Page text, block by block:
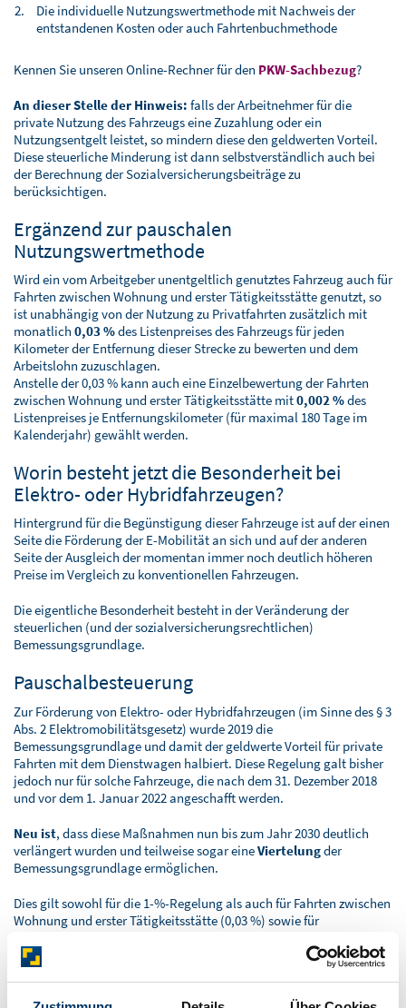
Die individuelle Nutzungswertmethode mit Nachweis der
entstandenen Kosten oder auch Fahrtenbuchmethode
Kennen Sie unseren Online-Rechner für den PKW-Sachbezug?
An dieser Stelle der Hinweis: falls der Arbeitnehmer für die
private Nutzung des Fahrzeugs eine Zuzahlung oder ein
Nutzungsentgelt leistet, so mindern diese den geldwerten Vorteil.
Diese steuerliche Minderung ist dann selbstverständlich auch bei
der Berechnung der Sozialversicherungsbeiträge zu
berücksichtigen.
Ergänzend zur pauschalen
Nutzungswertmethode
Wird ein vom Arbeitgeber unentgeltlich genutztes Fahrzeug auch für
Fahrten zwischen Wohnung und erster Tätigkeitsstätte genutzt, so
ist unabhängig von der Nutzung zu Privatfahrten zusätzlich mit
monatlich 0,03 %des Listenpreises des Fahrzeugs für jeden
Kilometer der Entfernung dieser Strecke zu bewerten und dem
Arbeitslohn zuzuschlagen.
Anstelle der 0,03 % kann auch eine Einzelbewertung der Fahrten
zwischen Wohnung und erster Tätigkeitsstätte mit0,002 %des
Listenpreises je Entfernungskilometer (für maximal 180 Tage im
Kalenderjahr) gewählt werden.
Worin besteht jetzt die Besonderheit bei
Elektro- oder Hybridfahrzeugen?
Hintergrund für die Begünstigung dieser Fahrzeuge ist auf der einen
Seite die Förderung der E-Mobilität an sich und auf der anderen
Seite der Ausgleich der momentan immer noch deutlich höheren
Preise im Vergleich zu konventionellen Fahrzeugen.
Die eigentliche Besonderheit besteht in der Veränderung der
steuerlichen (und der sozialversicherungsrechtlichen)
Bemessungsgrundlage.
Pauschalbesteuerung
Zur Förderung von Elektro- oder Hybridfahrzeugen (im Sinne des § 3
Abs. 2 Elektromobilitätsgesetz) wurde 2019 die
Bemessungsgrundlage und damit der geldwerte Vorteil für private
Fahrten mit dem Dienstwagen halbiert. Diese Regelung galt bisher
jedoch nur für solche Fahrzeuge, die nach dem 31. Dezember 2018
und vor dem 1. Januar 2022 angeschafft werden.
Neu ist, dass diese Maßnahmen nun bis zum Jahr 2030 deutlich
verlängert wurden und teilweise sogar eineViertelungder
Bemessungsgrundlage ermöglichen.
Dies gilt sowohl für die 1-%-Regelung als auch für Fahrten zwischen
Wohnung und erster Tätigkeitsstätte (0,03 %) sowie für
(0,002 %). Dieser Vorteil erstreckt sich über die gesamte
Nutzungsdauer des Fahrzeugs.